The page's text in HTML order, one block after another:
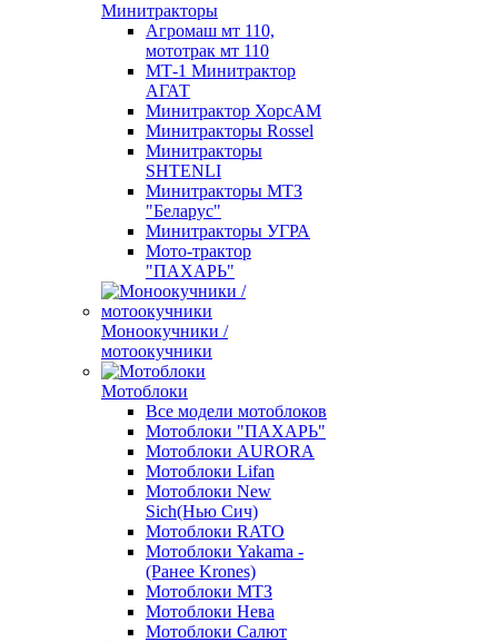
Минитракторы
Агромаш мт 110,
мототрак мт 110
МТ-1 Минитрактор
АГАТ
Минитрактор ХорсАМ
Минитракторы Rossel
Минитракторы
SHTENLI
Минитракторы МТЗ
"Беларус"
Минитракторы УГРА
Мото-трактор
"ПАХАРЬ"
Моноокучники /
мотоокучники
Мотоблоки
Все модели мотоблоков
Мотоблоки "ПАХАРЬ"
Мотоблоки AURORA
Мотоблоки Lifan
Мотоблоки New
Sich(Нью Сич)
Мотоблоки RATO
Мотоблоки Yakama -
(Ранее Krones)
Мотоблоки МТЗ
Мотоблоки Нева
Мотоблоки Салют